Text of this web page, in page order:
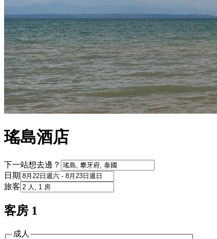
瑤島酒店
下一站想去邊？
日期
旅客
客房 1
成人